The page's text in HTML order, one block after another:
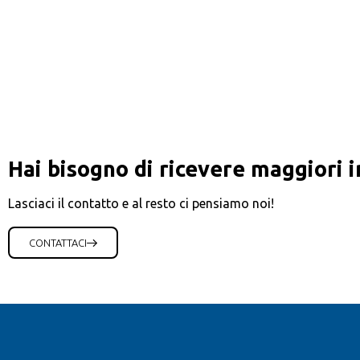
Hai bisogno di ricevere maggiori
Lasciaci il contatto e al resto ci pensiamo noi!
CONTATTACI